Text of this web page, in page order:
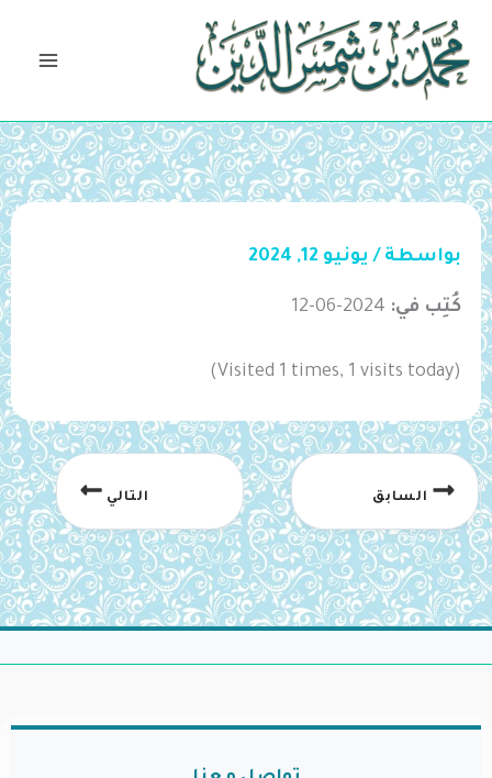
تخطي
المحتوى
بواسطة / يونيو 12, 2024
كُتِب في: 2024-06-12
(Visited 1 times, 1 visits today)
السابق التالي